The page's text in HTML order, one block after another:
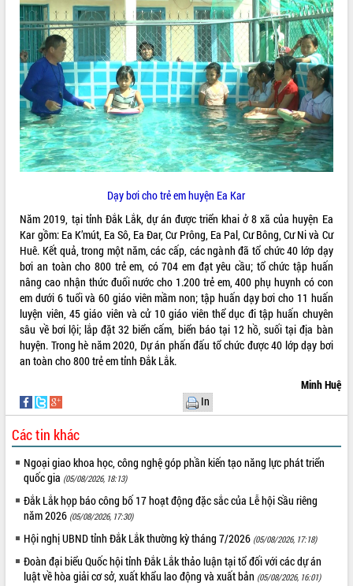
Trình diễn nghệ thuật chế biến các
món ăn từ sầu riêng
Đắk Lắk công bố Quy hoạch và xúc
tiến đầu tư tỉnh
Ngành cá ngừ Đắk Lắk chủ động thích
ứng để giữ vững thị trường xuất khẩu
Diễn đàn Kinh tế tư nhân Việt Nam đột
phá cơ chế - Hợp tác công tư
Đề án 06 tạo bước ngoặt đột phá trong
cải cách hành chính tỉnh Đắk Lắk
Kết nối tour, đẩy mạnh chuyển đổi số
để phát triển du lịch Đắk Lắk
Khởi động Dự án Đầu tư xây dựng hạ
tầng kỹ thuật Cụm công nghiệp Tân
Tiến
Gặp mặt các cơ quan báo chí nhân Kỷ
niệm 101 năm Ngày Báo chí Cách
mạng Việt Nam
Đắk Lắk sơ kết 4 năm triển khai thực
hiện Đề án 06 của Chính phủ
Họp báo thông tin về Hội nghị Công bố
Lắk
Khơi thông điểm nghẽn, đẩy nhanh
giải ngân vốn khắc phục thiên tai
HĐND tỉnh thông qua điều chỉnh Quy
hoạch tỉnh thời kỳ 2021-2030
Hội thảo góp ý hồ sơ điều chỉnh quy
hoạch tỉnh Đắk Lắk thời kỳ 2021-2030,
tầm nhìn đến năm 2050
Nâng cao hiệu quả hoạt động của các
doanh nghiệp nhà nước
Hội nghị triển khai kết nối mạng
THỐNG KÊ TRUY CẬP
Hôm nay:
10436
Tất cả:
65986578
Dạy bơi cho trẻ em huyện Ea Kar
Năm 2019, tại tỉnh Đắk Lắk, dự án được triển khai ở 8 xã của huyện Ea
Kar gồm: Ea K’mút, Ea Sô, Ea Đar, Cư Prông, Ea Pal, Cư Bông, Cư Ni và Cư
Huê. Kết quả, trong một năm, các cấp, các ngành đã tổ chức 40 lớp dạy
bơi an toàn cho 800 trẻ em, có 704 em đạt yêu cầu; tổ chức tập huấn
nâng cao nhận thức đuối nước cho 1.200 trẻ em, 400 phụ huynh có con
em dưới 6 tuổi và 60 giáo viên mầm non; tập huấn dạy bơi cho 11 huấn
luyện viên, 45 giáo viên và cử 10 giáo viên thể dục đi tập huấn chuyên
sâu về bơi lội; lắp đặt 32 biển cấm, biển báo tại 12 hồ, suối tại địa bàn
huyện. Trong hè năm 2020, Dự án phấn đấu tổ chức được 40 lớp dạy bơi
an toàn cho 800 trẻ em tỉnh Đắk Lắk.
Minh Huệ
In
Các tin khác
Ngoại giao khoa học, công nghệ góp phần kiến tạo năng lực phát triển
quốc gia (05/08/2026, 18:13)
Đắk Lắk họp báo công bố 17 hoạt động đặc sắc của Lễ hội Sầu riêng
năm 2026 (05/08/2026, 17:30)
Hội nghị UBND tỉnh Đắk Lắk thường kỳ tháng 7/2026 (05/08/2026, 17:18)
Đoàn đại biểu Quốc hội tỉnh Đắk Lắk thảo luận tại tổ đối với các dự án
luật về hòa giải cơ sở, xuất khẩu lao động và xuất bản (05/08/2026, 16:01)